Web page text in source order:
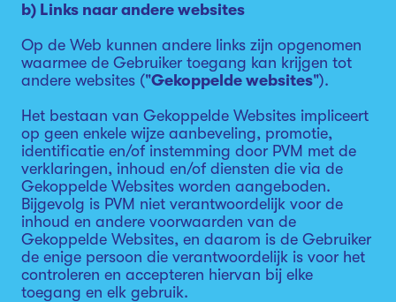
b) Links naar andere websites
Op de Web kunnen andere links zijn opgenomen
waarmee de Gebruiker toegang kan krijgen tot
andere websites ("Gekoppelde websites").
Het bestaan van Gekoppelde Websites impliceert
op geen enkele wijze aanbeveling, promotie,
identificatie en/of instemming door PVM met de
verklaringen, inhoud en/of diensten die via de
Gekoppelde Websites worden aangeboden.
Bijgevolg is PVM niet verantwoordelijk voor de
inhoud en andere voorwaarden van de
Gekoppelde Websites, en daarom is de Gebruiker
de enige persoon die verantwoordelijk is voor het
controleren en accepteren hiervan bij elke
toegang en elk gebruik.